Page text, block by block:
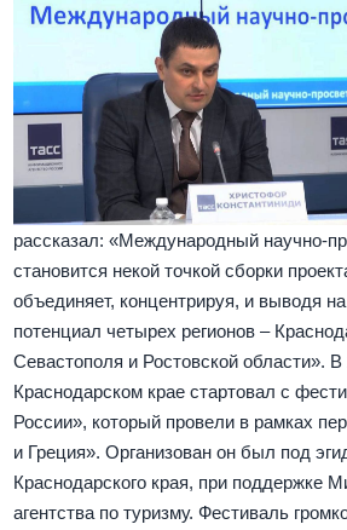
рассказал: «Международный научно-
становится некой точкой сборки
объединяет, концентрируя, и выводя
потенциал четырех регионов –
Севастополя и Ростовской области».
Краснодарском крае стартовал с
России», который провели в рамках
и Греция». Организован он был под
Краснодарского края, при поддержке
агентства по туризму. Фестиваль